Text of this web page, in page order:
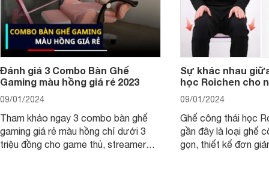
Đánh giá 3 Combo Bàn Ghế
Gaming màu hồng giá rẻ 2023
09/01/2024
Tham khảo ngay 3 combo bàn ghế
gaming giá rẻ màu hồng chỉ dưới 3
triệu đồng cho game thủ, streamer
Sự khác nhau
học Roichen cho
09/01/2024
Ghế công thái học
gần đây là loại ghế
gọn, thiết kế đơn